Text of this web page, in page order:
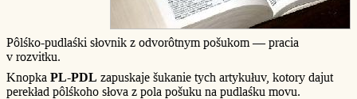
Pôlśko-pudlaśki słovnik z odvorôtnym pošukom — pracia
v rozvitku.
Knopka PL-PDL zapuskaje šukanie tych artykułuv, kotory dajut
perekład pôlśkoho słova z pola pošuku na pudlaśku movu.